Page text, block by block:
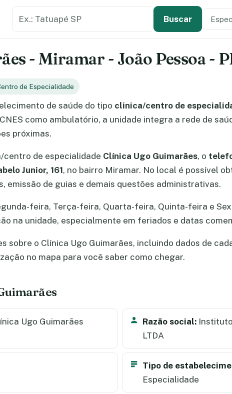
Buscar Tipo
- Miramar - João Pessoa -
de Especialidade
de saúde do tipo clinica/centro de
como ambulatório, a unidade integra a rede de
próximas.
de especialidade Clínica Ugo Guimarães, o
Junior, 161, no bairro Miramar. No local é possível
emissão de guias e demais questões administrativas.
feira, Terça-feira, Quarta-feira, Quinta-feira e
na unidade, especialmente em feriados e datas
sobre o Clínica Ugo Guimarães, incluindo dados de
no mapa para você saber como chegar.
Ugo Guimarães Razão social:
LTDA
Tipo de
Especialidade